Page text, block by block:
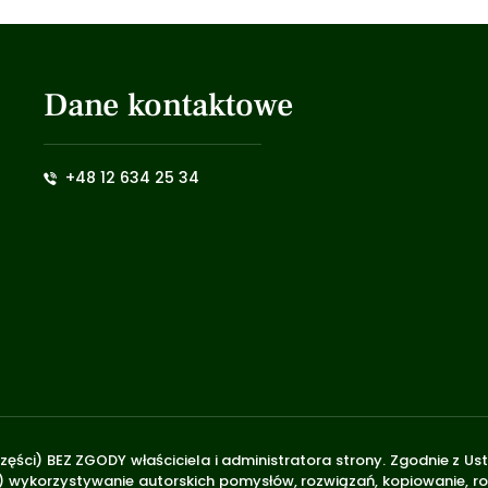
Dane kontaktowe
+48 12 634 25 34
BEZ ZGODY właściciela i administratora strony. Zgodnie z
wykorzystywanie autorskich pomysłów, rozwiązań,